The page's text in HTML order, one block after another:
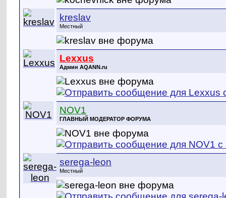
kreslav
Местный
Lexxus
Админ AQANN.ru
NOV1
ГЛАВНЫЙ МОДЕРАТОР ФОРУМА
serega-leon
Местный